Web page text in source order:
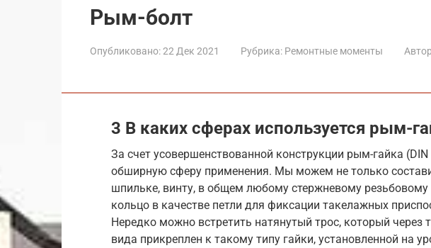
Рым-болт
Опубликовано:22 Дек 2021 Рубрика: Ремонтные моменты
3 В каких сферах используется рым-
За счет усовершенствованной конструкции рым-гайка
обширную сферу применения. Мы можем не только
шпильке, винту, в общем любому стержневому резьбовому
кольцо в качестве петли для фиксации такелажных
Нередко можно встретить натянутый трос, который через
вида прикреплен к такому типу гайки, установленной на